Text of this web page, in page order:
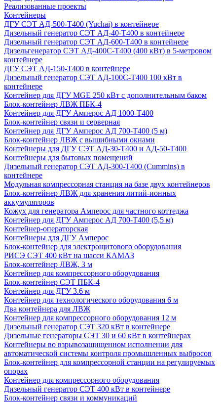
Реализованные проекты
Контейнеры
ДГУ СЭТ АД-500-Т400 (Yuchai) в контейнере
Дизельный генератор СЭТ АД-40-Т400 в контейнере
Дизельный генератор СЭТ АД-600-Т400 в контейнере
Дизельгенератор СЭТ АД-400С-Т400 (400 кВт) в 5-метровом
контейнере
ДГУ СЭТ АД-150-Т400 в контейнере
Дизельный генератор СЭТ АД-100С-Т400 100 кВт в
контейнере
Контейнер для ДГУ MGE 250 кВт с дополнительным баком
Блок-контейнер ЛВЖ ПБК-4
Контейнер для ДГУ Амперос АД 1000-Т400
Блок-контейнер связи и серверная
Контейнер для ДГУ Амперос АД 700-Т400 (5 м)
Блок-контейнер ЛВЖ с вышибными окнами
Контейнеры для ДГУ СЭТ АД-30-Т400 и АД-50-Т400
Контейнеры для бытовых помещений
Дизельный генератор СЭТ АД-300-Т400 (Cummins) в
контейнере
Модульная компрессорная станция на базе двух контейнеров
Блок-контейнер ЛВЖ для хранения литий-ионных
аккумуляторов
Кожух для генератора Амперос для частного коттеджа
Контейнер для ДГУ Амперос АД 700-Т400 (5,5 м)
Контейнер-операторская
Контейнеры для ДГУ Амперос
Блок-контейнер для электрощитового оборудования
РИСЭ СЭТ 400 кВт на шасси КАМАЗ
Блок-контейнер ЛВЖ, 3 м
Контейнер для компрессорного оборудования
Блок-контейнер СЭТ ПБК-4
Контейнер для ДГУ 3.6 м
Контейнер для технологического оборудования 6 м
Два контейнера для ЛВЖ
Контейнер для компрессорного оборудования 12 м
Дизельный генератор СЭТ 320 кВт в контейнере
Дизельные генераторы СЭТ 30 и 60 кВт в контейнерах
Контейнеры во взрывозащищенном исполнении для
автоматической системы контроля промышленных выбросов
Блок-контейнер для компрессорной станции на регулируемых
опорах
Контейнер для компрессорного оборудования
Дизельный генератор СЭТ 400 кВт в контейнере
Блок-контейнер связи и коммуникаций